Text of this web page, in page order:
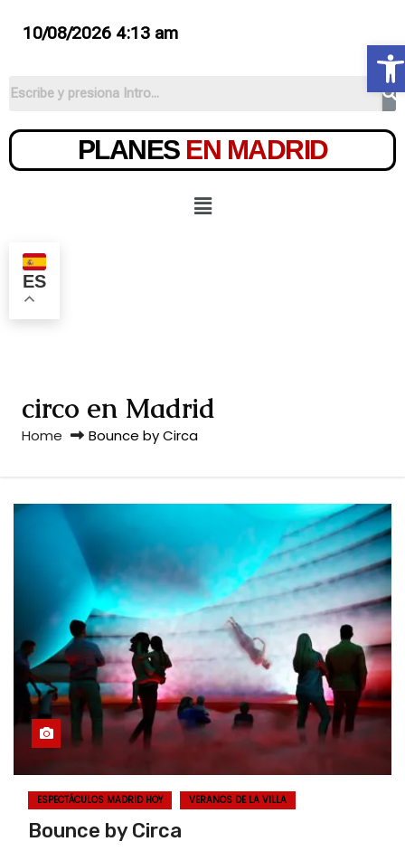
10/08/2026 4:13 am
PLANES EN MADRID
ES
circo en Madrid
Home Bounce by Circa
ESPECTÁCULOS MADRID HOY VERANOS DE LA VILLA
Bounce by Circa